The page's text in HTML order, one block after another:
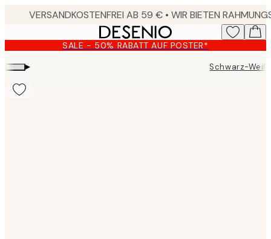
content.
SALE - 50% RABATT AUF POSTER*
▸ Schwarz-